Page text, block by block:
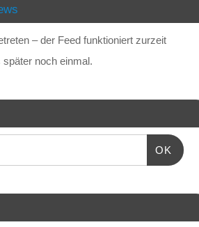
– der Feed funktioniert zurzeit
noch einmal.
OK